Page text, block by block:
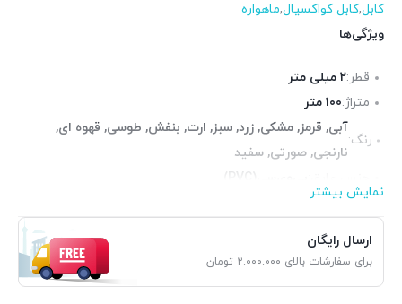
کابل,کابل کواکسیال,ماهواره
ویژگی‌ها
قطر:۲ میلی متر
متراژ:۱۰۰ متر
رنگ:
آبی, قرمز, مشکی, زرد, سبز, ارت, بنفش, طوسی, قهوه ای,
نارنجی, صورتی, سفید
جنس هادی:
نمایش بیشتر
ارسال رایگان
برای سفارشات بالای ۲.۰۰۰.۰۰۰ تومان